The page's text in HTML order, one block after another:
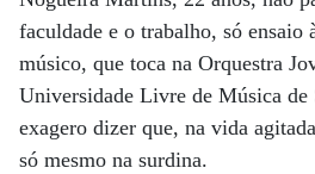
faculdade e o trabalho, só ensaio
músico, que toca na Orquestra
Universidade Livre de Música de
exagero dizer que, na vida
só mesmo na surdina.